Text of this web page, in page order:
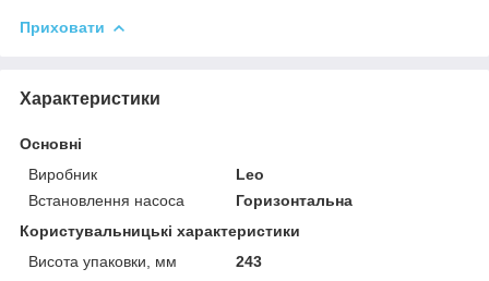
Приховати
Характеристики
Основні
Виробник
Leo
Встановлення насоса
Горизонтальна
Користувальницькі характеристики
Висота упаковки, мм
243